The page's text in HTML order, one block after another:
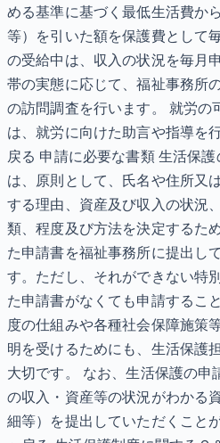
める基準に基づく最低生活費か
等）を引いた額を保護費として
の受給中は、収入の状況を毎月
帯の実態に応じて、福祉事務所
の訪問調査を行います。 就労の
は、就労に向けた助言や指導を
戻る 申請に必要な書類 生活保
は、原則として、氏名や住所又
する理由、資産及び収入の状況
類、程度及び方法を決定するた
た申請書を福祉事務所に提出し
す。ただし、それができない特
た申請書がなくても申請するこ
度の仕組みや各種社会保障施策
明を受けるためにも、生活保護
大切です。 なお、生活保護の申
の収入・資産等の状況がわかる
細等）を提出していただくこと